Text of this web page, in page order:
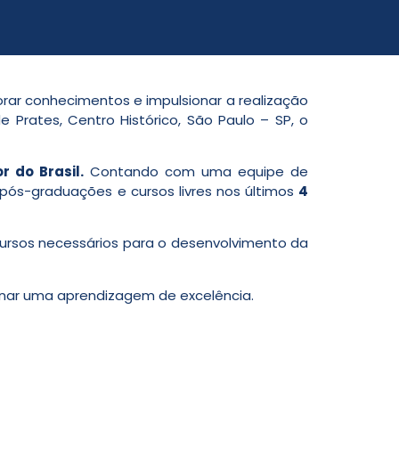
conhecimentos e impulsionar a realização
Prates, Centro Histórico, São Paulo – SP, o
do Brasil.Contando com uma equipe de
graduações e cursos livres nos últimos 4
necessários para o desenvolvimento da
uma aprendizagem de excelência.